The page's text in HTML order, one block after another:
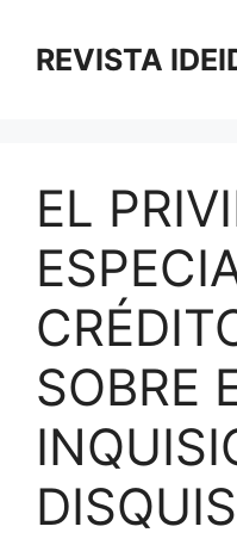
contenido
REVISTA
EL
SOBRE